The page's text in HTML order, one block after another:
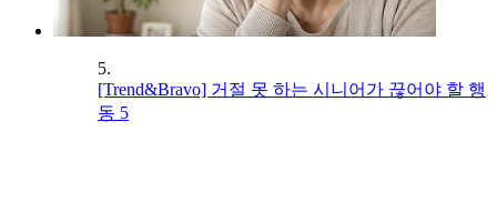
5.
[Trend&Bravo] 거절 못 하는 시니어가 끊어야 할 행
동 5